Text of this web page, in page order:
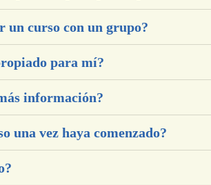
un curso con un grupo?
para mí?
información?
una vez haya comenzado?